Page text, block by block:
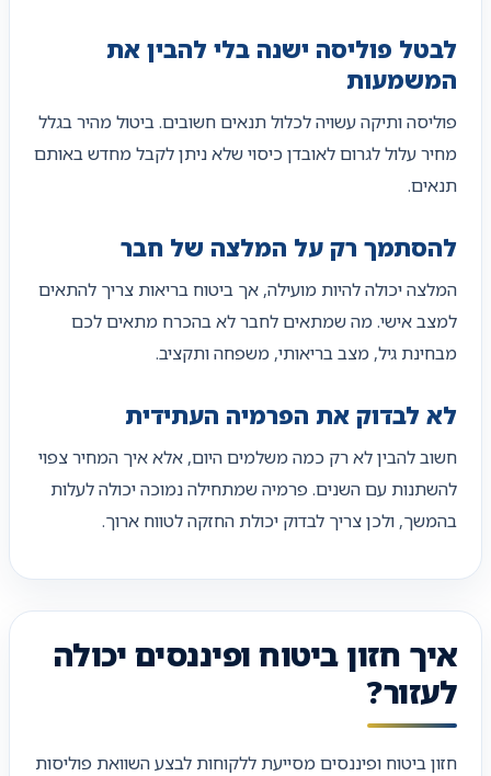
לבטל פוליסה ישנה בלי להבין את
המשמעות
פוליסה ותיקה עשויה לכלול תנאים חשובים. ביטול מהיר בגלל
מחיר עלול לגרום לאובדן כיסוי שלא ניתן לקבל מחדש באותם
תנאים.
להסתמך רק על המלצה של חבר
המלצה יכולה להיות מועילה, אך ביטוח בריאות צריך להתאים
למצב אישי. מה שמתאים לחבר לא בהכרח מתאים לכם
מבחינת גיל, מצב בריאותי, משפחה ותקציב.
לא לבדוק את הפרמיה העתידית
חשוב להבין לא רק כמה משלמים היום, אלא איך המחיר צפוי
להשתנות עם השנים. פרמיה שמתחילה נמוכה יכולה לעלות
בהמשך, ולכן צריך לבדוק יכולת החזקה לטווח ארוך.
איך חזון ביטוח ופיננסים יכולה
לעזור?
חזון ביטוח ופיננסים מסייעת ללקוחות לבצע השוואת פוליסות